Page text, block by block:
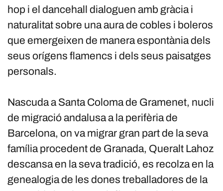
hop i el dancehall dialoguen amb gràcia i
naturalitat sobre una aura de cobles i boleros
que emergeixen de manera espontània dels
seus orígens flamencs i dels seus paisatges
personals.
Nascuda a Santa Coloma de Gramenet, nucli
de migració andalusa a la perifèria de
Barcelona, on va migrar gran part de la seva
família procedent de Granada, Queralt Lahoz
descansa en la seva tradició, es recolza en la
genealogia de les dones treballadores de la